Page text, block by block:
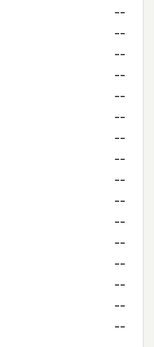
--
--
--
--
--
--
--
--
--
--
--
--
--
--
--
--